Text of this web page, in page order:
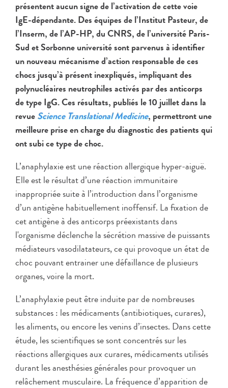
présentent aucun signe de l’activation de cette voie
IgE-dépendante. Des équipes de l’Institut Pasteur, de
l’Inserm, de l’AP-HP, du CNRS, de l’université Paris-
Sud et Sorbonne université sont parvenus à identifier
un nouveau mécanisme d’action responsable de ces
chocs jusqu’à présent inexpliqués, impliquant des
polynucléaires neutrophiles activés par des anticorps
de type IgG. Ces résultats, publiés le 10 juillet dans la
revueScience Translational Medicine, permettront une
meilleure prise en charge du diagnostic des patients qui
ont subi ce type de choc.
L’anaphylaxie est une réaction allergique hyper-aiguë.
Elle est le résultat d’une réaction immunitaire
inappropriée suite à l’introduction dans l’organisme
d’un antigène habituellement inoffensif. La fixation de
cet antigène à des anticorps préexistants dans
l'organisme déclenche la sécrétion massive de puissants
médiateurs vasodilatateurs, ce qui provoque un état de
choc pouvant entrainer une défaillance de plusieurs
organes, voire la mort.
L’anaphylaxie peut être induite par de nombreuses
substances : les médicaments (antibiotiques, curares),
les aliments, ou encore les venins d’insectes. Dans cette
étude, les scientifiques se sont concentrés sur les
réactions allergiques aux curares, médicaments utilisés
durant les anesthésies générales pour provoquer un
relâchement musculaire. La fréquence d’apparition de